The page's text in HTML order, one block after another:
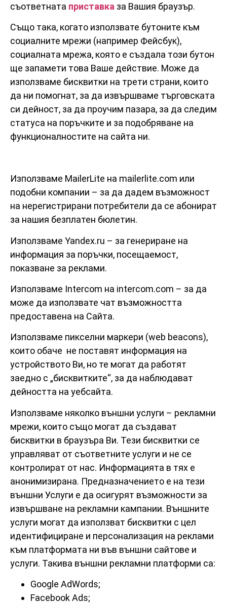
съответната приставка за Вашия браузър.
Също така, когато използвате бутоните към
социалните мрежи (например Фейсбук),
социалната мрежа, която е създала този бутон
ще запамети това Ваше действие. Може да
използваме бисквитки на трети страни, които
да ни помогнат, за да извършваме търговската
си дейност, за да проучим пазара, за да следим
статуса на поръчките и за подобряване на
функционалностите на сайта ни.
Използваме MailerLite на mailerlite.com или
подобни компании – за да дадем възможност
на нерегистрирани потребители да се абонират
за нашия безплатен бюлетин.
Използваме Yandex.ru – за генериране на
информация за поръчки, посещаемост,
показване за реклами.
Използваме Intercom на intercom.com – за да
може да използвате чат възможността
предоставена на Сайта.
Използваме пикселни маркери (web beacons),
които обаче не поставят информация на
устройството Ви, но те могат да работят
заедно с „бисквитките“, за да наблюдават
дейността на уебсайта.
Използваме няколко външни услуги – рекламни
мрежи, които също могат да създават
бисквитки в браузъра Ви. Тези бисквитки се
управляват от съответните услуги и не се
контролират от нас. Информацията в тях е
анонимизирана. Предназначението е на тези
външни Услуги е да осигурят възможности за
извършване на рекламни кампании. Външните
услуги могат да използват бисквитки с цел
идентифициране и персонализация на реклами
към платформата ни във външни сайтове и
услуги. Такива външни рекламни платформи са:
Google AdWords;
Facebook Ads;